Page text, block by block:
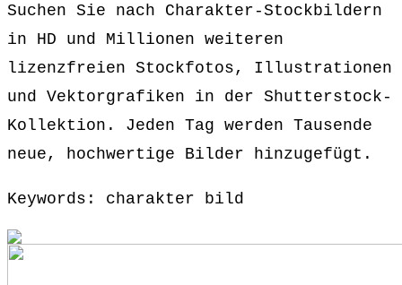
Suchen Sie nach Charakter-Stockbildern
in HD und Millionen weiteren
lizenzfreien Stockfotos, Illustrationen
und Vektorgrafiken in der Shutterstock-
Kollektion. Jeden Tag werden Tausende
neue, hochwertige Bilder hinzugefügt.
Keywords: charakter bild